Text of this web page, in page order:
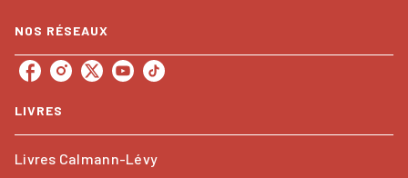
NOS RÉSEAUX
LIVRES
Livres Calmann-Lévy